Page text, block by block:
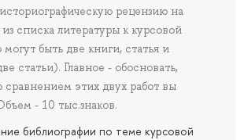
рецензию на
списка литературы к курсовой
могут быть две книги, статья и
статьи). Главное - обосновать,
сравнением этих двух работ вы
- 10 тыс.знаков.
библиографии по теме курсовой